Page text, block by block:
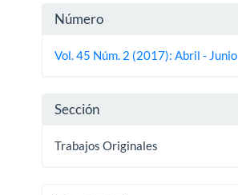
Detalles
del
Número
Vol. 45 Núm. 2 (2017): Abril - Junio
Sección
Trabajos Originales